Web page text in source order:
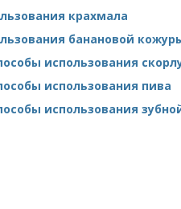
крахмала
банановой
использования
использования пива
использования